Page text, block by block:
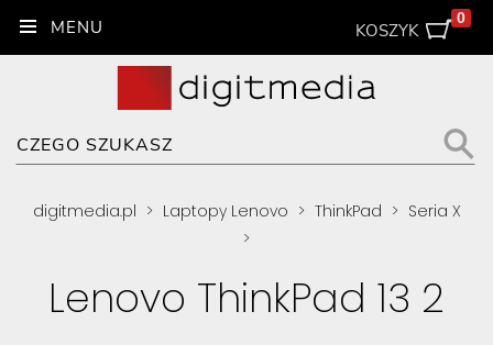
KOSZYK
0
digitmedia.pl > Laptopy Lenovo > ThinkPad > Seria X
>
Lenovo ThinkPad 13 2